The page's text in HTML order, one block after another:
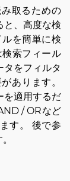
取るための
と、高度な検
を簡単に検
索フィール
タをフィルタ
あります。
を適用するだ
/ ORなど
す。 後で参